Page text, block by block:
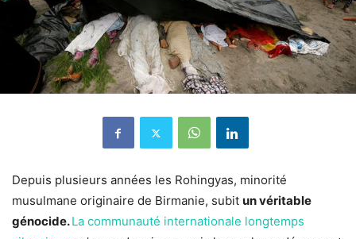
Depuis plusieurs années les Rohingyas, minorité
musulmane originaire de Birmanie, subit un véritable
génocide.La communauté internationale longtemps